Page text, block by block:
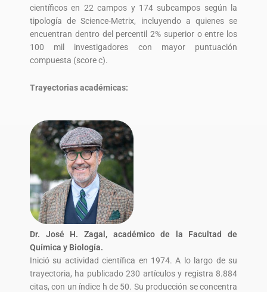
científicos en 22 campos y 174 subcampos según la
tipología de Science-Metrix, incluyendo a quienes se
encuentran dentro del percentil 2% superior o entre los
100 mil investigadores con mayor puntuación
compuesta (score c).
Trayectorias académicas:
Dr. José H. Zagal, académico de la Facultad de
Química y Biología.
Inició su actividad científica en 1974. A lo largo de su
trayectoria, ha publicado 230 artículos y registra 8.884
citas, con un índice h de 50. Su producción se concentra